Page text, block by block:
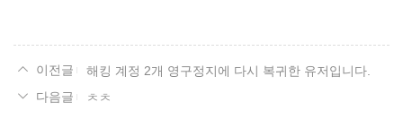
해킹 계정 2개 영구정지에 다시 복귀한 유저입니다.
ㅊㅊ